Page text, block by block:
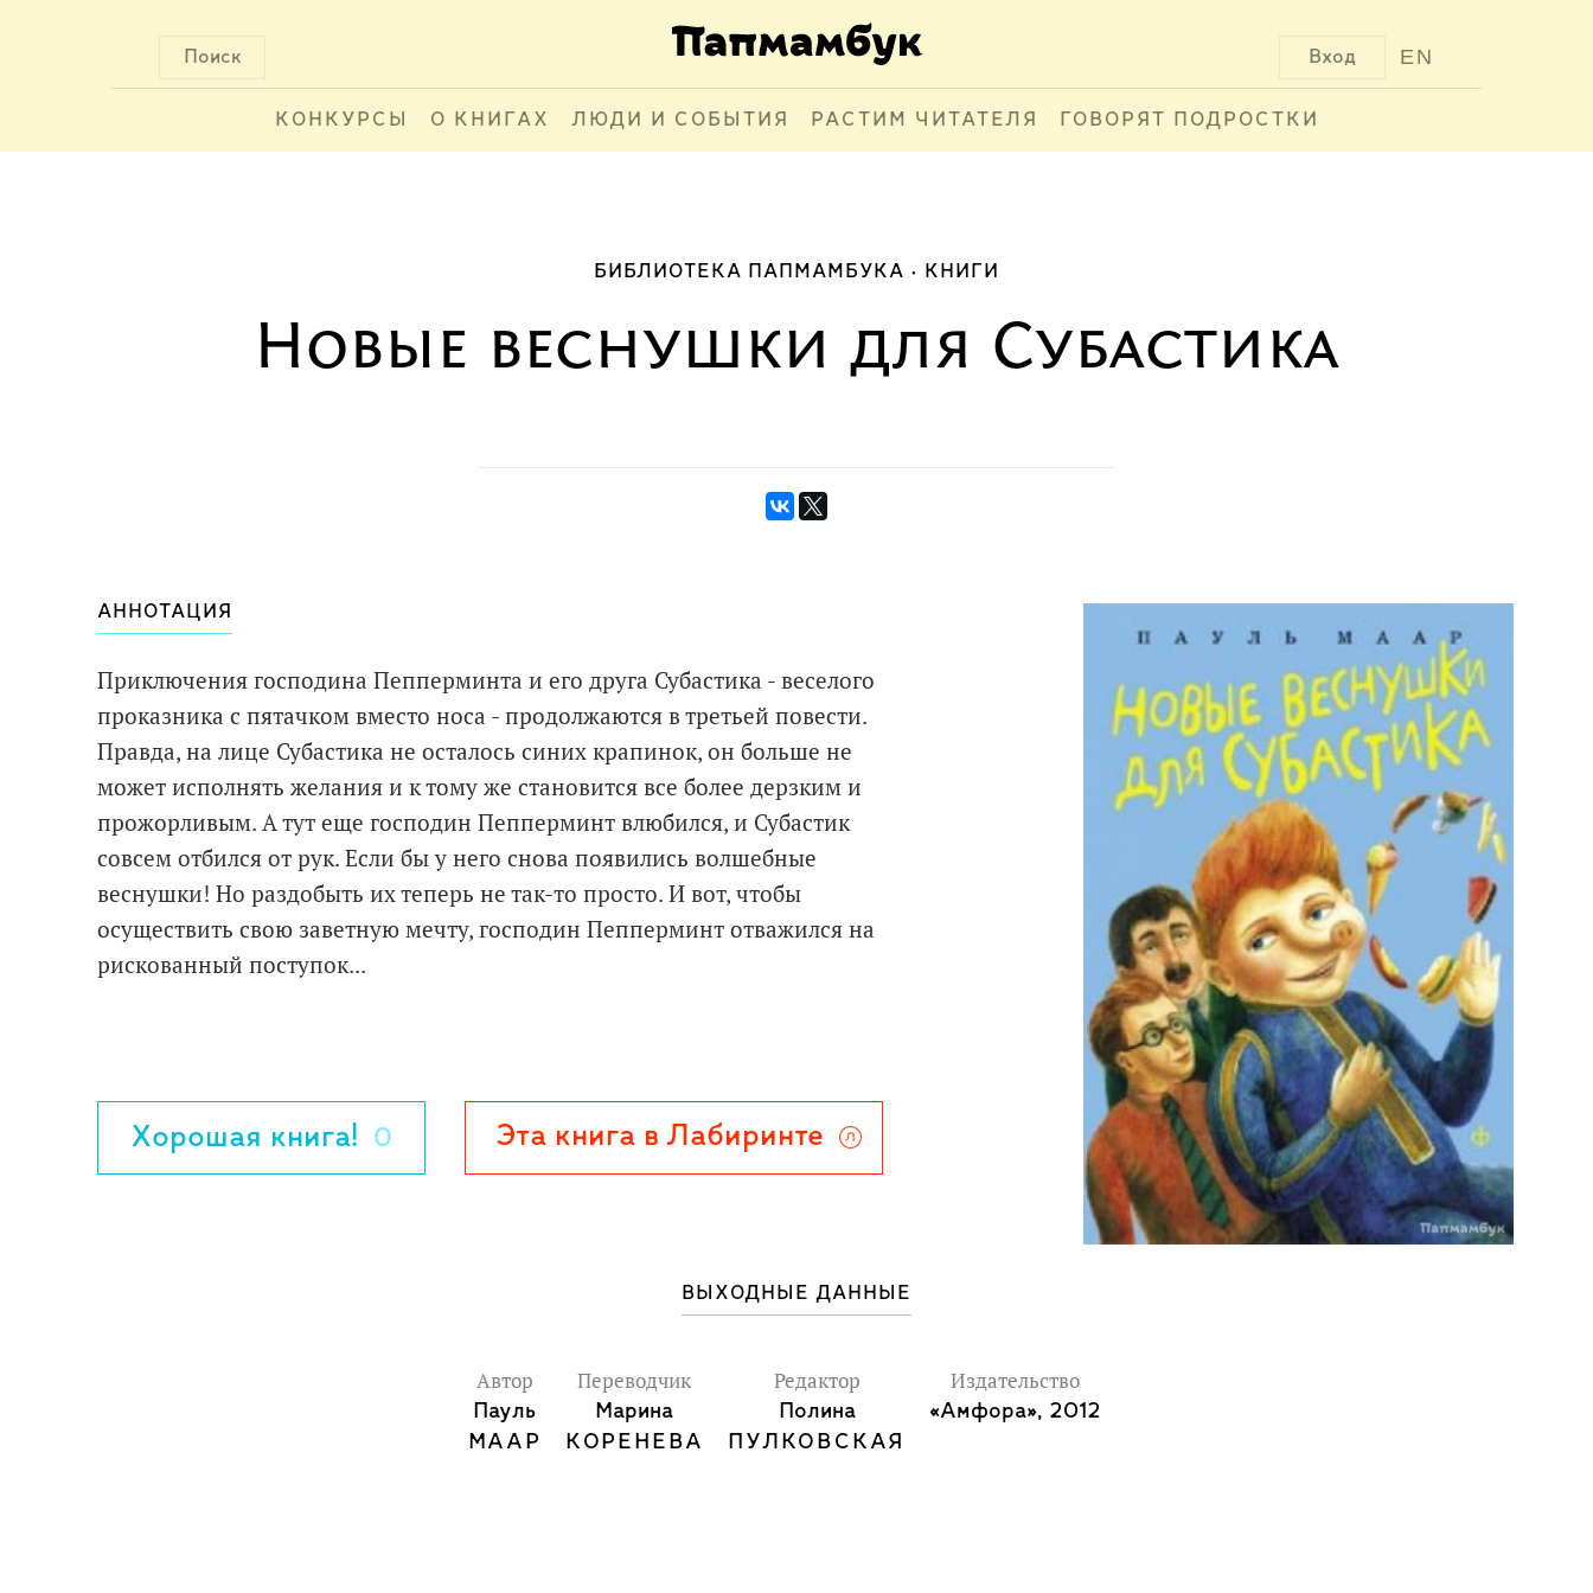
Поиск EN
Вход
КОНКУРСЫ О КНИГАХ ЛЮДИ И СОБЫТИЯ РАСТИМ ЧИТАТЕЛЯ ГОВОРЯТ ПОДРОСТКИ
БИБЛИОТЕКА ПАПМАМБУКА КНИГИ
Новые веснушки для Cубастика
АННОТАЦИЯ
Приключения господина Пепперминта и его друга Субастика - веселого
проказника с пятачком вместо носа - продолжаются в третьей повести.
Правда, на лице Субастика не осталось синих крапинок, он больше не
может исполнять желания и к тому же становится все более дерзким и
прожорливым. А тут еще господин Пепперминт влюбился, и Субастик
совсем отбился от рук. Если бы у него снова появились волшебные
веснушки! Но раздобыть их теперь не так-то просто. И вот, чтобы
осуществить свою заветную мечту, господин Пепперминт отважился на
рискованный поступок...
Хорошая книга! 0 Эта книга в Лабиринте
ВЫХОДНЫЕ ДАННЫЕ
Автор
Пауль
МААР
Переводчик
Марина
КОРЕНЕВА
Редактор
Полина
ПУЛКОВСКАЯ
Издательство
«Амфора», 2012